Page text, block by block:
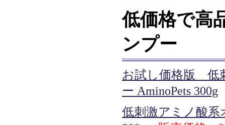
低価格で高
ンプー
お試し価格版 低
ー AminoPets 300g
低刺激アミノ酸系